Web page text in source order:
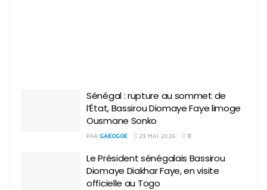
Sénégal : rupture au sommet de
l’État, Bassirou Diomaye Faye limoge
Ousmane Sonko
PAR GAKOGOE 23 MAI 2026 0
Le Président sénégalais Bassirou
Diomaye Diakhar Faye, en visite
officielle au Togo